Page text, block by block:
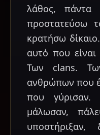
λάθος,
προστατεύσω
κρατήσω
αυτό που είναι
Των clans.
ανθρώπων που
που
μάλωσαν,
υποστήριξαν,